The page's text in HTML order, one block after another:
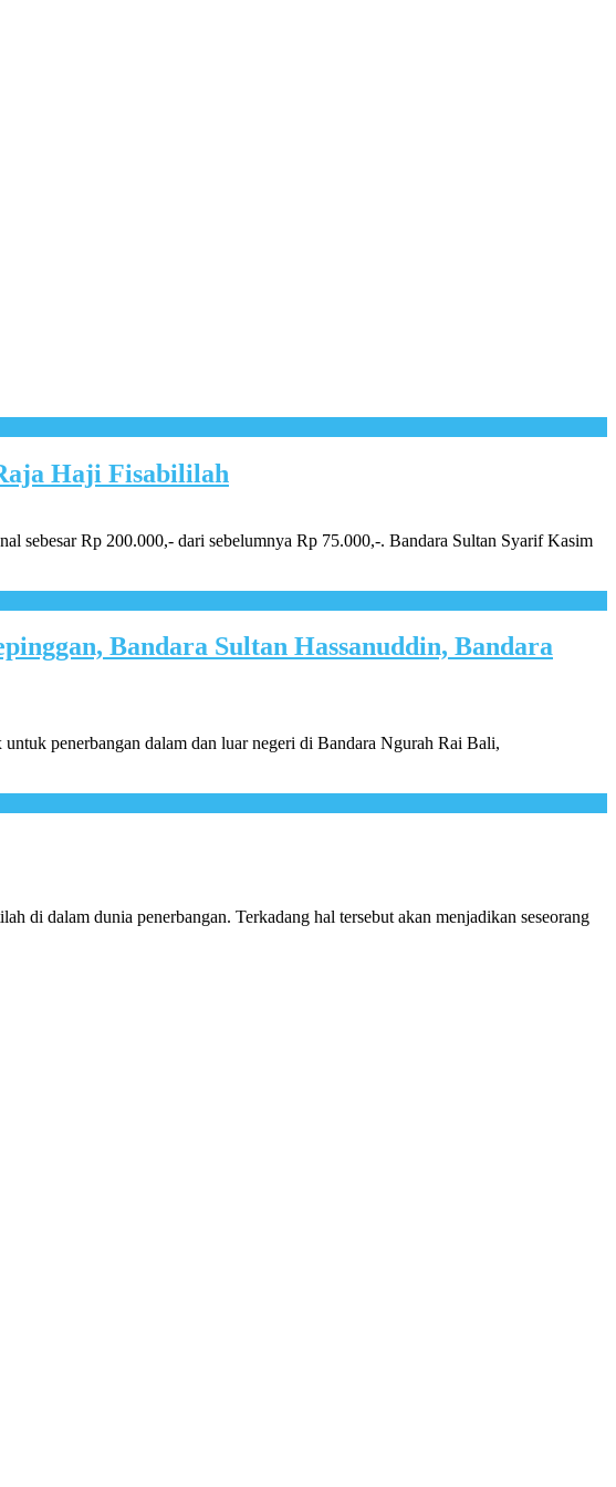
Haji Fisabililah
sebesar Rp 200.000,- dari sebelumnya Rp 75.000,-. Bandara Sultan Syarif Kasim
Bandara Sultan Hassanuddin, Bandara
penerbangan dalam dan luar negeri di Bandara Ngurah Rai Bali,
di dalam dunia penerbangan. Terkadang hal tersebut akan menjadikan seseorang